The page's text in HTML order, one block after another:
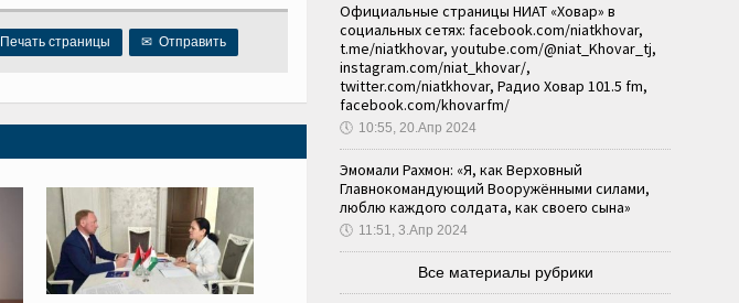
Печать страницы ✉ Отправить
Официальные страницы НИАТ «Ховар» в
социальных сетях: facebook.com/niatkhovar,
t.me/niatkhovar, youtube.com/@niat_Khovar_tj,
instagram.com/niat_khovar/,
twitter.com/niatkhovar, Радио Ховар 101.5 fm,
facebook.com/khovarfm/
🕔 10:55, 20.Апр 2024
Эмомали Рахмон: «Я, как Верховный
Главнокомандующий Вооружёнными силами,
люблю каждого солдата, как своего сына»
🕔 11:51, 3.Апр 2024
Все материалы рубрики